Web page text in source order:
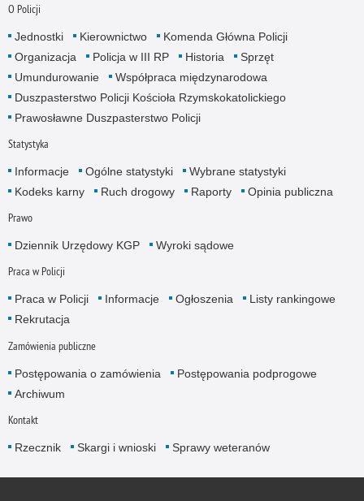
O Policji
Jednostki Kierownictwo
Komenda Główna Policji
Organizacja
Policja w III RP Historia
Sprzęt
Umundurowanie
Współpraca międzynarodowa
Duszpasterstwo Policji Kościoła Rzymskokatolickiego
Prawosławne Duszpasterstwo Policji
Statystyka
Informacje Ogólne statystyki
Wybrane statystyki
Kodeks karny
Ruch drogowy Raporty Opinia publiczna
Prawo
Dziennik Urzędowy KGP Wyroki sądowe
Praca w Policji
Praca w Policji Informacje Ogłoszenia
Listy rankingowe
Rekrutacja
Zamówienia publiczne
Postępowania o zamówienia
Postępowania podprogowe
Archiwum
Kontakt
Rzecznik Skargi i wnioski Sprawy weteranów